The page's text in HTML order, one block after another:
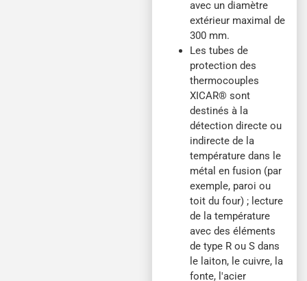
avec un diamètre
extérieur maximal de
300 mm.
Les tubes de
protection des
thermocouples
XICAR® sont
destinés à la
détection directe ou
indirecte de la
température dans le
métal en fusion (par
exemple, paroi ou
toit du four) ; lecture
de la température
avec des éléments
de type R ou S dans
le laiton, le cuivre, la
fonte, l'acier